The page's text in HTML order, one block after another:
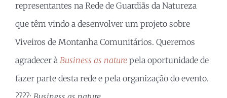
representantes na Rede de Guardiãs da Natureza
que têm vindo a desenvolver um projeto sobre
Viveiros de Montanha Comunitários. Queremos
agradecer à Business as nature pela oportunidade de
fazer parte desta rede e pela organização do evento.